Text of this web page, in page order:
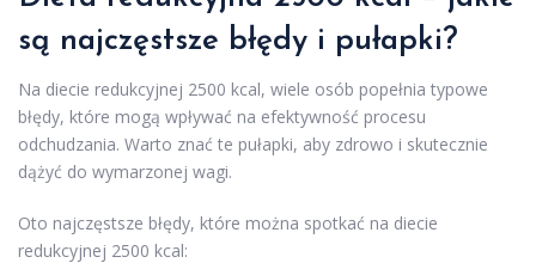
są najczęstsze błędy i pułapki?
Na diecie redukcyjnej 2500 kcal, wiele osób popełnia typowe
błędy, które mogą wpływać na efektywność procesu
odchudzania. Warto znać te pułapki, aby zdrowo i skutecznie
dążyć do wymarzonej wagi.
Oto najczęstsze błędy, które można spotkać na diecie
redukcyjnej 2500 kcal: